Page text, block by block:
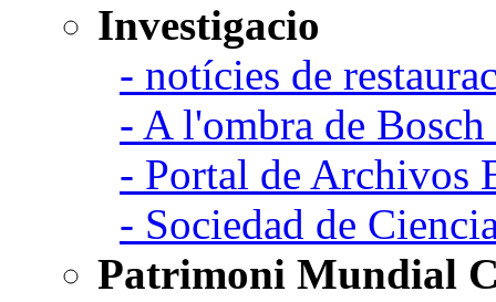
Investigacio
- notícies de
- A l'ombra de
- Portal de Archivos
- Sociedad de
Patrimoni Mundial